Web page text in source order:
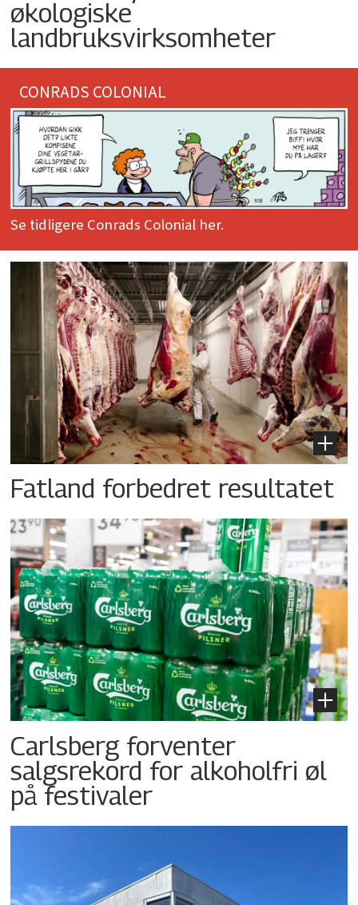
økologiske
landbruksvirksomheter
CONRADS COLONIAL
Se tidligere Conrads Colonial her.
Fatland forbedret resultatet
Carlsberg forventer
salgsrekord for alkoholfri øl
på festivaler